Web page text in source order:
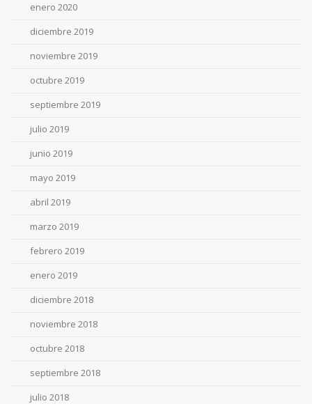
enero 2020
diciembre 2019
noviembre 2019
octubre 2019
septiembre 2019
julio 2019
junio 2019
mayo 2019
abril 2019
marzo 2019
febrero 2019
enero 2019
diciembre 2018
noviembre 2018
octubre 2018
septiembre 2018
julio 2018